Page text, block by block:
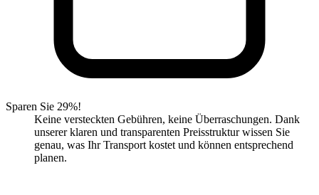
Sparen Sie 29%!
Keine versteckten Gebühren, keine Überraschungen. Dank
unserer klaren und transparenten Preisstruktur wissen Sie
genau, was Ihr Transport kostet und können entsprechend
planen.